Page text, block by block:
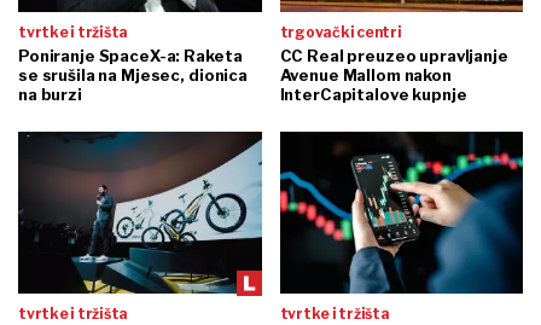
tvrtke i tržišta
Poniranje SpaceX-a: Raketa
se srušila na Mjesec, dionica
na burzi
trgovački centri
CC Real preuzeo upravljanje
Avenue Mallom nakon
InterCapitalove kupnje
tvrtke i tržišta tvrtke i tržišta